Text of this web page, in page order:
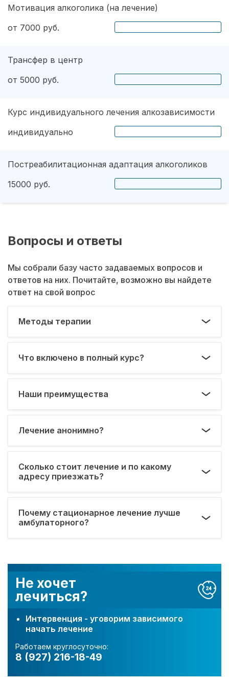
Не хочет
лечиться?
Интервенция - уговорим зависимого
начать лечение
Работаем круглосуточно:
8 (927) 216-18-49
Мотивация алкоголика (на лечение)
от 7000 руб.
Трансфер в центр
от 5000 руб.
Курс индивидуального лечения алкозависимости
индивидуально
Постреабилитационная адаптация алкоголиков
15000 руб.
Вопросы и ответы
Мы собрали базу часто задаваемых вопросов и
ответов на них. Почитайте, возможно вы найдете
ответ на свой вопрос
Методы терапии
Что включено в полный курс?
Наши преимущества
Лечение анонимно?
Сколько стоит лечение и по какому
адресу приезжать?
Почему стационарное лечение лучше
амбулаторного?